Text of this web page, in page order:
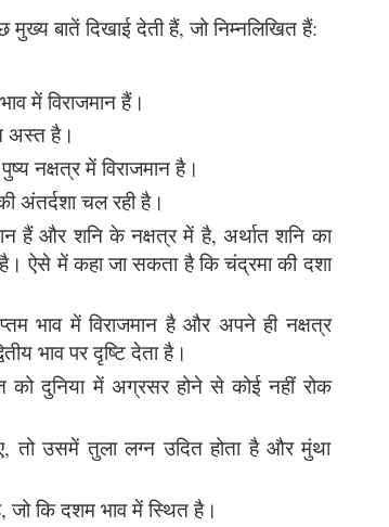
बातें दिखाई देती हैं, जो निम्नलिखित हैं:
में विराजमान हैं।
अस्त है।
नक्षत्र में विराजमान है।
अंतर्दशा चल रही है।
हैं और शनि के नक्षत्र में है, अर्थात शनि का
ऐसे में कहा जा सकता है कि चंद्रमा की दशा
भाव में विराजमान है और अपने ही नक्षत्र
भाव पर दृष्टि देता है।
को दुनिया में अग्रसर होने से कोई नहीं रोक
तो उसमें तुला लग्न उदित होता है और मुंथा
जो कि दशम भाव में स्थित है।